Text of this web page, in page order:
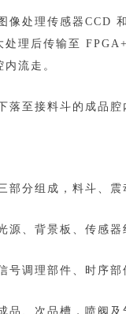
像处理传感器CCD
处理后传输至
流走。
落至接料斗的成品
部分组成，料斗、震
源、背景板、传感器
号调理部件、时序部
品、次品槽，喷阀及